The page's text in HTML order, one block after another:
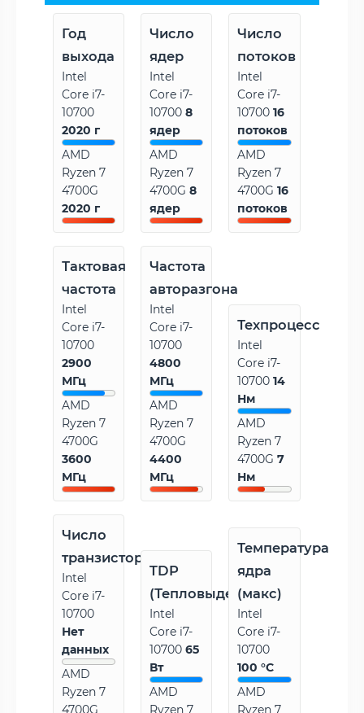
Год
выхода
Intel
Core i7-
10700
2020 г
AMD
Ryzen 7
4700G
2020 г
Число
ядер
Intel
Core i7-
107008
ядер
AMD
Ryzen 7
4700G8
ядер
Число
потоков
Intel
Core i7-
1070016
потоков
AMD
Ryzen 7
4700G16
потоков
Тактовая
частота
Intel
Core i7-
10700
2900
МГц
AMD
Ryzen 7
4700G
3600
МГц
Частота
авторазгона
Intel
Core i7-
10700
4800
МГц
AMD
Ryzen 7
4700G
4400
МГц
Техпроцесс
Intel
Core i7-
1070014
Нм
AMD
Ryzen 7
4700G7
Нм
Число
транзисторов
Intel
Core i7-
10700
Нет
данных
AMD
Ryzen 7
4700G
TDP
(Тепловыделение)
Intel
Core i7-
1070065
Вт
AMD
Ryzen 7
Температура
ядра
(макс)
Intel
Core i7-
10700
100 °C
AMD
Ryzen 7